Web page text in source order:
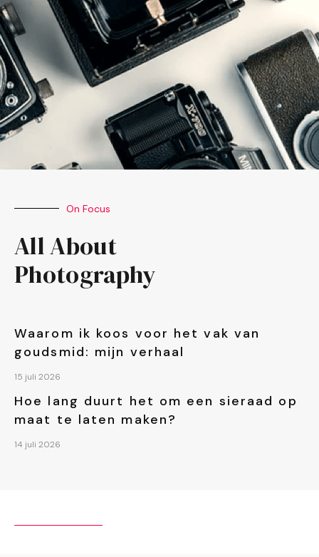
On Focus
All About
Photography
Waarom ik koos voor het vak van
goudsmid: mijn verhaal
15 juli 2026
Hoe lang duurt het om een sieraad op
maat te laten maken?
14 juli 2026